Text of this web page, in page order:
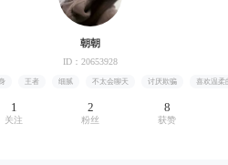
朝朝
ID：20653928
王者 细腻 不太会聊天 讨厌欺骗 喜欢温柔
1
关注
2
粉丝
8
获赞